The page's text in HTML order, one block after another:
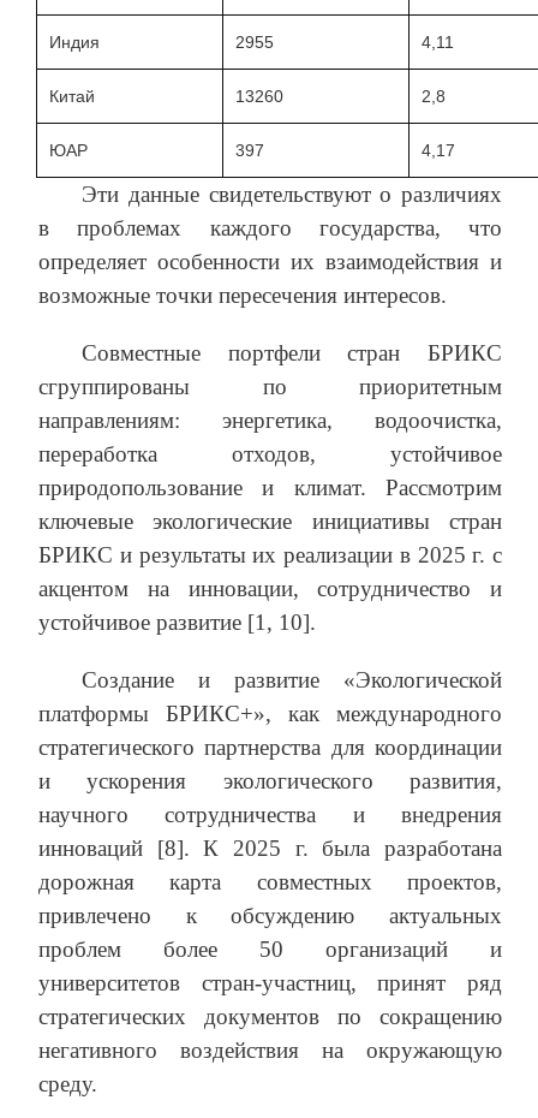
Индия 2955 4,11
Китай 13260 2,8
ЮАР 397 4,17
Эти данные свидетельствуют о различиях
в проблемах каждого государства, что
определяет особенности их взаимодействия и
возможные точки пересечения интересов.
Совместные портфели стран БРИКС
сгруппированы по приоритетным
направлениям: энергетика, водоочистка,
переработка отходов, устойчивое
природопользование и климат. Рассмотрим
ключевые экологические инициативы стран
БРИКС и результаты их реализации в 2025 г. с
акцентом на инновации, сотрудничество и
устойчивое развитие [1, 10].
Создание и развитие «Экологической
платформы БРИКС+», как международного
стратегического партнерства для координации
и ускорения экологического развития,
научного сотрудничества и внедрения
инноваций [8]. К 2025 г. была разработана
дорожная карта совместных проектов,
привлечено к обсуждению актуальных
проблем более 50 организаций и
университетов стран-участниц, принят ряд
стратегических документов по сокращению
негативного воздействия на окружающую
среду.